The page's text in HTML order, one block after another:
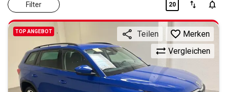
Filter 20
TOP ANGEBOT
Vergleichen
Teilen Merken